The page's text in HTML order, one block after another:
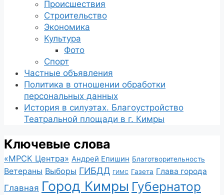
Происшествия
Строительство
Экономика
Культура
Фото
Спорт
Частные объявления
Политика в отношении обработки
персональных данных
История в силуэтах. Благоустройство
Театральной площади в г. Кимры
Ключевые слова
«МРСК Центра» Андрей Епишин Благотворительность
Ветераны Выборы ГИБДД ГИМС Газета Глава города
Главная Город Кимры Губернатор